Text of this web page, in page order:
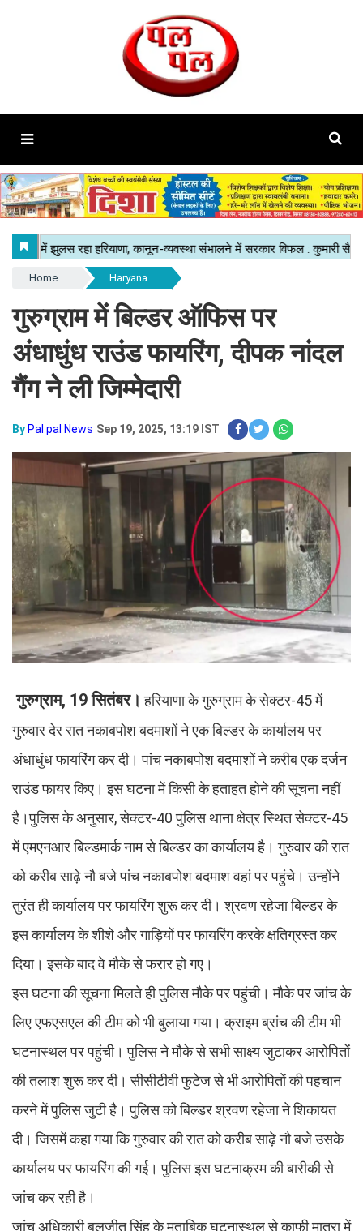
Home Haryana
गुरुग्राम में बिल्डर ऑफिस पर
अंधाधुंध राउंड फायरिंग, दीपक नांदल
गैंग ने ली जिम्मेदारी​​​​​​​
By Pal pal News Sep 19, 2025, 13:19 IST
गुरुग्राम, 19 सितंबर। हरियाणा के गुरुग्राम के सेक्टर-45 में
गुरुवार देर रात नकाबपोश बदमाशों ने एक बिल्डर के कार्यालय पर
अंधाधुंध फायरिंग कर दी। पांंच नकाबपोश बदमाशों ने करीब एक दर्जन
राउंड फायर किए। इस घटना में किसी के हताहत होने की सूचना नहीं
है।पुलिस के अनुसार, सेक्टर-40 पुलिस थाना क्षेत्र स्थित सेक्टर-45
में एमएनआर बिल्डमार्क नाम से बिल्डर का कार्यालय है। गुरुवार की रात
को करीब साढ़े नौ बजे पांच नकाबपोश बदमाश वहां पर पहुंचे। उन्होंने
तुरंत ही कार्यालय पर फायरिंग शुरू कर दी। श्रवण रहेजा बिल्डर के
इस कार्यालय के शीशे और गाड़ियाें पर फायरिंग करके क्षतिग्रस्त कर
दिया। इसके बाद वे मौके से फरार हो गए।
इस घटना की सूचना मिलते ही पुलिस मौके पर पहुंची। मौके पर जांच के
लिए एफएसएल की टीम को भी बुलाया गया। क्राइम ब्रांच की टीम भी
घटनास्थल पर पहुंची। पुलिस ने मौके से सभी साक्ष्य जुटाकर आरोपिताें
की तलाश शुरू कर दी। सीसीटीवी फुटेज से भी आरोपिताें की पहचान
करने में पुलिस जुटी है। पुलिस को बिल्डर श्रवण रहेजा ने शिकायत
दी। जिसमें कहा गया कि गुरुवार की रात को करीब साढ़े नौ बजे उसके
कार्यालय पर फायरिंग की गई। पुलिस इस घटनाक्रम की बारीकी से
जांच कर रही है।
जांच अधिकारी बलजीत सिंह के मुताबिक घटनास्थल से काफी मात्रा में